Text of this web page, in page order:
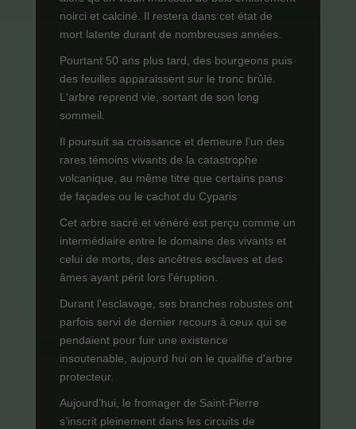
noirci et calciné. Il restera dans cet état de
mort latente durant de nombreuses années.
Pourtant 50 ans plus tard, des bourgeons puis
des feuilles apparaissent sur le tronc brûlé.
L'arbre reprend vie, sortant de son long
sommeil.
Il poursuit sa croissance et demeure l’un des
rares témoins vivants de la catastrophe
volcanique, au même titre que certains pans
de façades ou le cachot du Cyparis
Cet arbre sacré et vénéré est perçu comme un
intermédiaire entre le domaine des vivants et
celui de morts, des ancêtres esclaves et des
âmes ayant périt lors l'éruption.
Durant l’esclavage, ses branches robustes ont
parfois servi de dernier recours à ceux qui se
pendaient pour fuir une existence
insoutenable, aujourd hui on le qualifie d'arbre
protecteur.
Aujourd’hui, le fromager de Saint-Pierre
s’inscrit pleinement dans les circuits de